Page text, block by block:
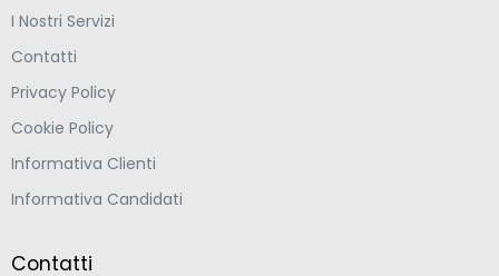
I Nostri Servizi
Contatti
Privacy Policy
Cookie Policy
Informativa Clienti
Informativa Candidati
Contatti